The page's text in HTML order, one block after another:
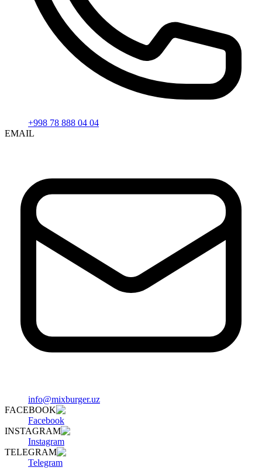
+998 78 888 04 04
EMAIL
info@mixburger.uz
FACEBOOK
Facebook
INSTAGRAM
Instagram
TELEGRAM
Telegram